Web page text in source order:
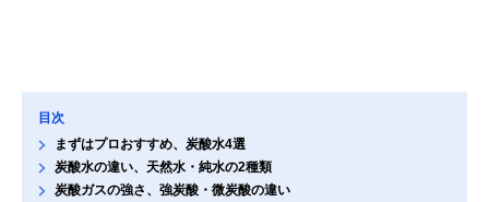
目次
まずはプロおすすめ、炭酸水4選
炭酸水の違い、天然水・純水の2種類
炭酸ガスの強さ、強炭酸・微炭酸の違い